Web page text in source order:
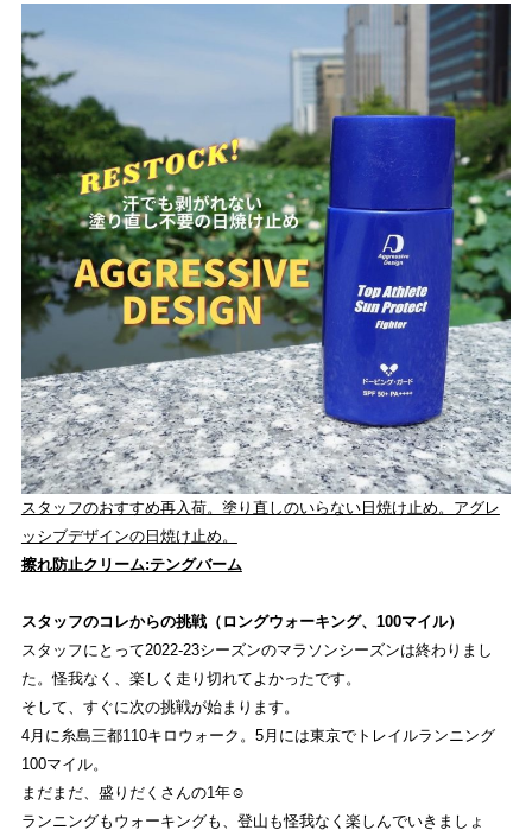
スタッフのおすすめ再入荷。塗り直しのいらない日焼け止め。アグレ
ッシブデザインの日焼け止め。
擦れ防止クリーム:テングバーム
スタッフのコレからの挑戦（ロングウォーキング、100マイル）
スタッフにとって2022-23シーズンのマラソンシーズンは終わりまし
た。怪我なく、楽しく走り切れてよかったです。
そして、すぐに次の挑戦が始まります。
4月に糸島三都110キロウォーク。5月には東京でトレイルランニング
100マイル。
まだまだ、盛りだくさんの1年☺︎
ランニングもウォーキングも、登山も怪我なく楽しんでいきましょ